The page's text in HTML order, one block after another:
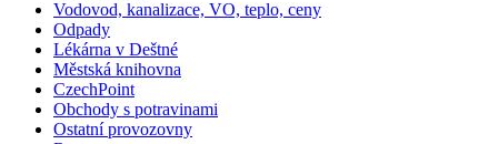
Vodovod, kanalizace, VO, teplo, ceny
Odpady
Lékárna v Deštné
Městská knihovna
CzechPoint
Obchody s potravinami
Ostatní provozovny